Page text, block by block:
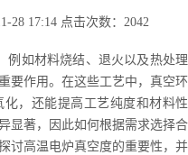
28 17:14 点击次数：2042
例如材料烧结、退火以及热处理
要作用。在这些工艺中，真空环
，还能提高工艺纯度和材料性
显著，因此如何根据需求选择合
讨高温电炉真空度的重要性，并